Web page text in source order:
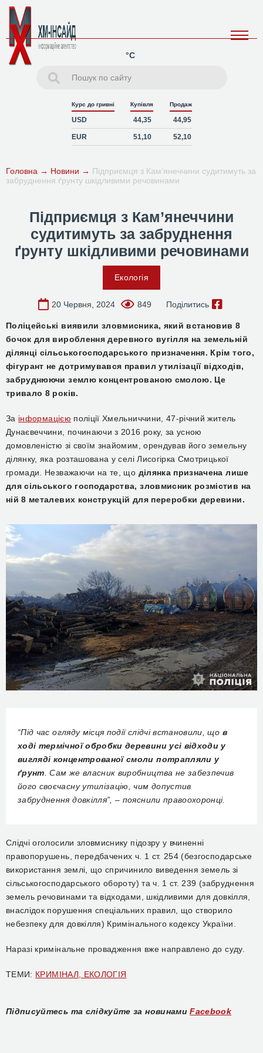
°C
Курс до гривні Купівля Продаж
USD 44,35 44,95
EUR 51,10 52,10
Головна → Новини → Підприємця з Кам’янеччини судитимуть за
забруднення ґрунту шкідливими речовинами
Підприємця з Кам’янеччини
судитимуть за забруднення
ґрунту шкідливими речовинами
Екологія
20 Червня, 2024 849 Поділитись
Поліцейські виявили зловмисника, який встановив 8
бочок для вироблення деревного вугілля на земельній
ділянці сільськогосподарського призначення. Крім того,
фігурант не дотримувався правил утилізації відходів,
забруднюючи землю концентрованою смолою. Це
тривало 8 років.
За інформацією поліції Хмельниччини, 47-річний житель
Дунаєвеччини, починаючи з 2016 року, за усною
домовленістю зі своїм знайомим, орендував його земельну
ділянку, яка розташована у селі Лисогірка Смотрицької
громади. Незважаючи на те, що ділянка призначена лише
для сільського господарства, зловмисник розмістив на
ній 8 металевих конструкцій для переробки деревини.
“Під час огляду місця події слідчі встановили, що в
ході термічної обробки деревини усі відходи у
вигляді концентрованої смоли потрапляли у
ґрунт . Сам же власник виробництва не забезпечив
його своєчасну утилізацію, чим допустив
забруднення довкілля”, – пояснили правоохоронці.
Слідчі оголосили зловмиснику підозру у вчиненні
правопорушень, передбачених ч. 1 ст. 254 (безгосподарське
використання землі, що спричинило виведення земель зі
сільськогосподарського обороту) та ч. 1 ст. 239 (забруднення
земель речовинами та відходами, шкідливими для довкілля,
внаслідок порушення спеціальних правил, що створило
небезпеку для довкілля) Кримінального кодексу України.
Наразі кримінальне провадження вже направлено до суду.
ТЕМИ: КРИМІНАЛ, ЕКОЛОГІЯ
Підписуйтесь та слідкуйте за новинами Facebook